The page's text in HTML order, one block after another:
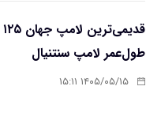
طول‌عمر لامپ سنتنیال
۱۴۰۵/۰۵/۱۵ ۱۵:۱۱